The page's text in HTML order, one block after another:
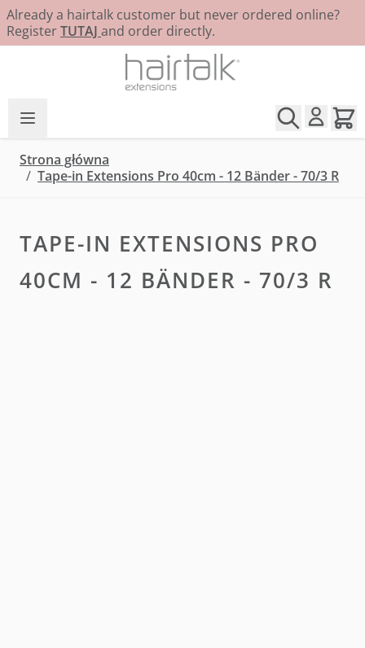
Already a hairtalk customer but never ordered online?
RegisterTUTAJ and order directly.
Strona główna
/ Tape-in Extensions Pro 40cm - 12 Bänder - 70/3 R
TAPE-IN EXTENSIONS PRO
40CM - 12 BÄNDER - 70/3 R